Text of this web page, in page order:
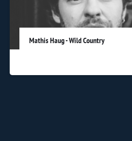
Mathis Haug - Wild Country